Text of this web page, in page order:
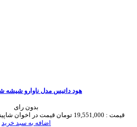
هود داتیس مدل ناوارو
بدون رای
قیمت : 19,551,000 تومان قیمت در اخوان
اضافه به سبد خرید